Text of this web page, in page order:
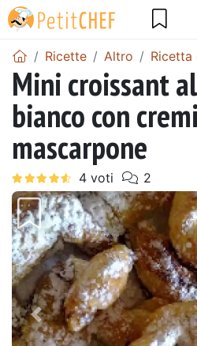
Ricette Altro Ricetta
Mini croissant
bianco con
mascarpone
Precedente